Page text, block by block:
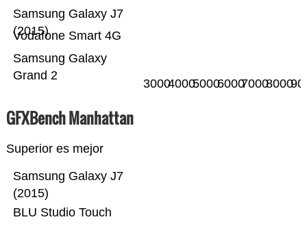
Samsung Galaxy
Grand 2
Vodafone Smart 4G
Samsung Galaxy J7
(2015)
300040005000600070008000
GFXBench Manhattan
Superior es mejor
BLU Studio Touch
Samsung Galaxy J7
(2015)